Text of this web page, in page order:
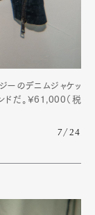
ーのデニムジャケッ
ドだ。¥61,000（税
7/24